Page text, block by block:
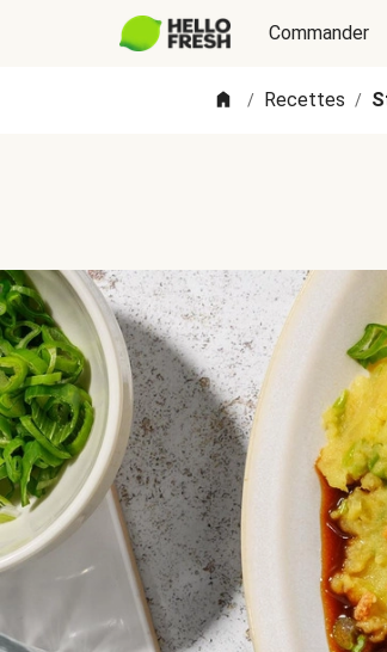
Commander
/ Recettes /